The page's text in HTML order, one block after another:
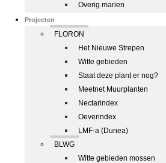
Overig marien
Projecten
FLORON
Het Nieuwe Strepen
Witte gebieden
Staat deze plant er nog?
Meetnet Muurplanten
Nectarindex
Oeverindex
LMF-a (Dunea)
BLWG
Witte gebieden mossen